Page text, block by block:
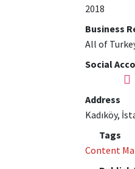
2018
Business
All of
Social
Address
Kadıköy,
Tags
Content